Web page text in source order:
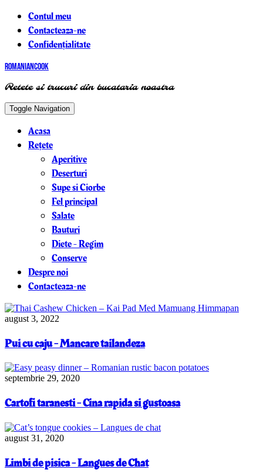
Contul meu
Contacteaza-ne
Confidențialitate
RomanianCook
Retete si trucuri din bucataria noastra
Toggle Navigation
Acasa
Rețete
Aperitive
Deserturi
Supe si Ciorbe
Fel principal
Salate
Bauturi
Diete - Regim
Conserve
Despre noi
Contacteaza-ne
august 3, 2022
Pui cu caju - Mancare tailandeza
septembrie 29, 2020
Cartofi taranesti - Cina rapida si gustoasa
august 31, 2020
Limbi de pisica - Langues de Chat